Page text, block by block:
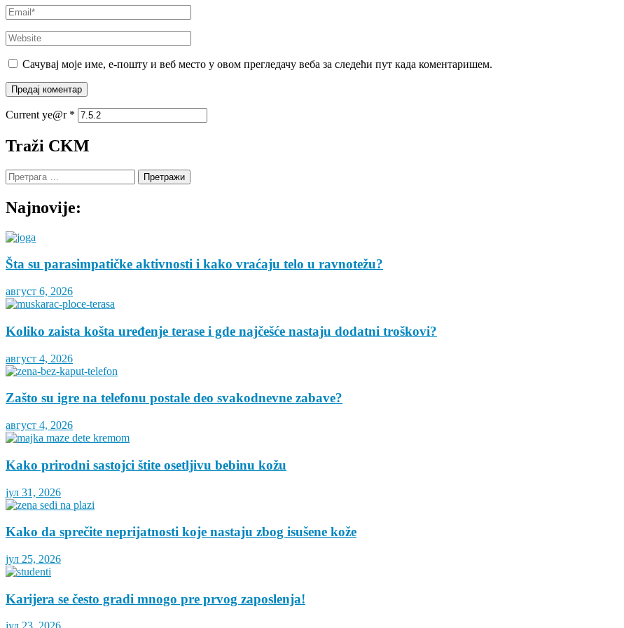
Email*
Website
Сачувај моје име, е-пошту и веб место у овом прегледачу веба за следећи пут када коментаришем.
Current ye@r *
Traži CKM
Претрага
за:
Najnovije:
Šta su parasimpatičke aktivnosti i kako vraćaju telo u ravnotežu?
август 6, 2026
Koliko zaista košta uređenje terase i gde najčešće nastaju dodatni troškovi?
август 4, 2026
Zašto su igre na telefonu postale deo svakodnevne zabave?
август 4, 2026
Kako prirodni sastojci štite osetljivu bebinu kožu
јул 31, 2026
Kako da sprečite neprijatnosti koje nastaju zbog isušene kože
јул 25, 2026
Karijera se često gradi mnogo pre prvog zaposlenja!